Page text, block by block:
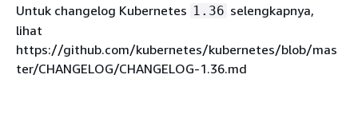
Untuk changelog Kubernetes 1.36 selengkapnya,
lihat
https://github.com/kubernetes/kubernetes/blob/mas
ter/CHANGELOG/CHANGELOG-1.36.md